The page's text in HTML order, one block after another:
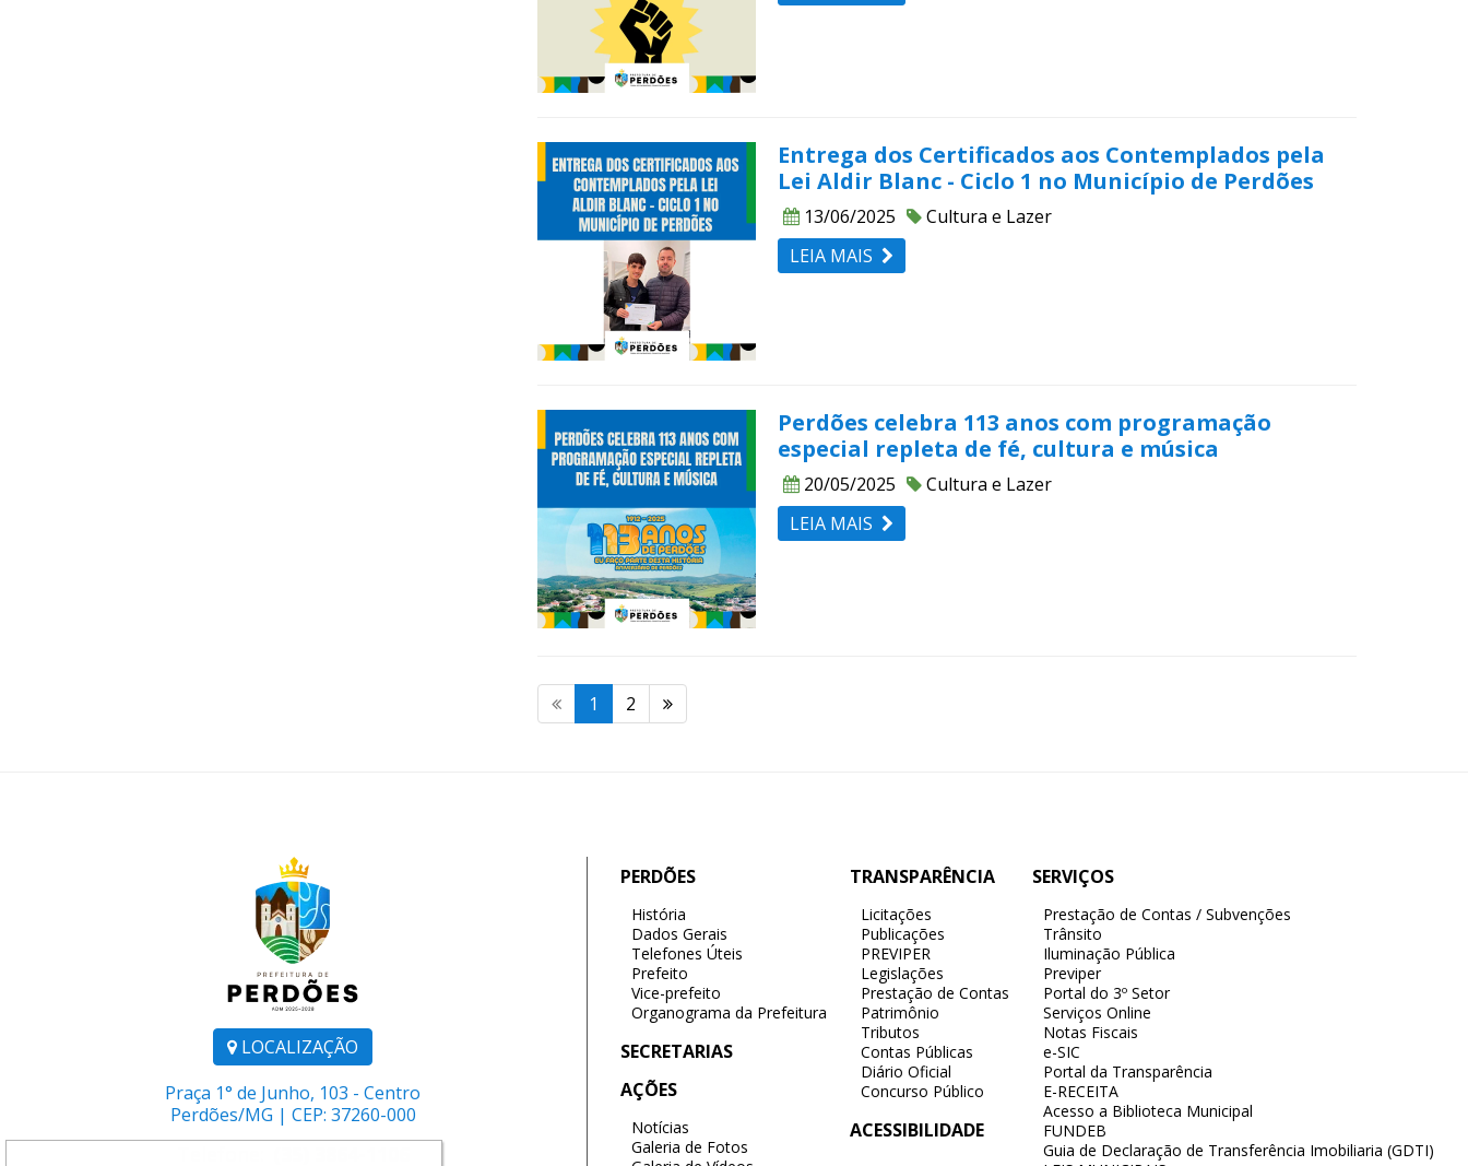
Entrega dos Certificados aos Contemplados pela
Lei Aldir Blanc - Ciclo 1 no Município de Perdões
13/06/2025
Cultura e Lazer
LEIA MAIS
Perdões celebra 113 anos com programação
especial repleta de fé, cultura e música
20/05/2025
Cultura e Lazer
LEIA MAIS
1 2
LOCALIZAÇÃO
Praça 1° de Junho, 103 - Centro
Perdões/MG | CEP: 37260-000
PERDÕES
História
Dados Gerais
Telefones Úteis
Prefeito
Vice-prefeito
Organograma da Prefeitura
SECRETARIAS
AÇÕES
Notícias
Galeria de Fotos
TRANSPARÊNCIA
Licitações
Publicações
PREVIPER
Legislações
Prestação de Contas
Patrimônio
Tributos
Contas Públicas
Diário Oficial
Concurso Público
ACESSIBILIDADE
SERVIÇOS
Prestação de Contas / Subvenções
Trânsito
Iluminação Pública
Previper
Portal do 3º Setor
Serviços Online
Notas Fiscais
e-SIC
Portal da Transparência
E-RECEITA
Acesso a Biblioteca Municipal
FUNDEB
Guia de Declaração de Transferência Imobiliaria (GDTI)